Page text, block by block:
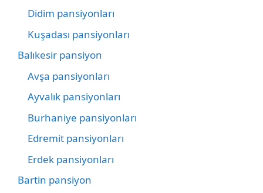
Didim pansiyonları
Kuşadası pansiyonları
Balıkesir pansiyon
Avşa pansiyonları
Ayvalık pansiyonları
Burhaniye pansiyonları
Edremit pansiyonları
Erdek pansiyonları
Bartin pansiyon